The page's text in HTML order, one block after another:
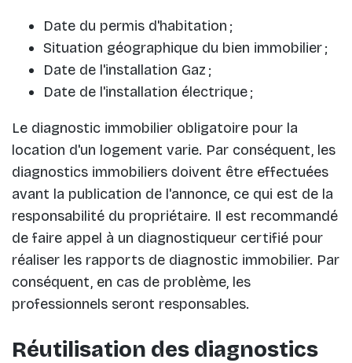
Date du permis d'habitation ;
Situation géographique du bien immobilier ;
Date de l'installation Gaz ;
Date de l'installation électrique ;
Le diagnostic immobilier obligatoire pour la
location d'un logement varie. Par conséquent, les
diagnostics immobiliers doivent être effectuées
avant la publication de l'annonce, ce qui est de la
responsabilité du propriétaire. Il est recommandé
de faire appel à un diagnostiqueur certifié pour
réaliser les rapports de diagnostic immobilier. Par
conséquent, en cas de problème, les
professionnels seront responsables.
Réutilisation des diagnostics